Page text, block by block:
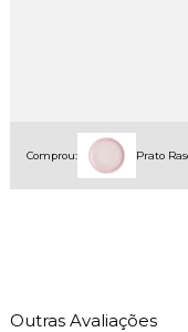
Comprou: Prato
Outras Avaliações